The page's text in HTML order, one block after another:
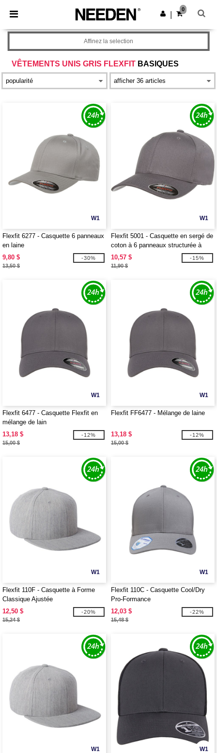
× Appli Needen
Meilleurs prix sur l’app !
Obtenir l'appli
0
VÊTEMENTS UNIS GRIS FLEXFIT BASIQUES
Affinez la selection
W1
Flexfit 6277 - Casquette 6 panneaux
en laine
9,80 $
13,50 $
-30%
W1
Flexfit 5001 - Casquette en sergé de
coton à 6 panneaux structurée à
profil moyen
10,57 $
11,90 $
-15%
W1
Flexfit 6477 - Casquette Flexfit en
mélange de lain
13,18 $
15,00 $
-12%
W1
Flexfit FF6477 - Mélange de laine
13,18 $
15,00 $
-12%
W1
Flexfit 110F - Casquette à Forme
Classique Ajustée
12,50 $
15,24 $
-20%
W1
Flexfit 110C - Casquette Cool/Dry
Pro-Formance
12,03 $
15,48 $
-22%
W1 W1